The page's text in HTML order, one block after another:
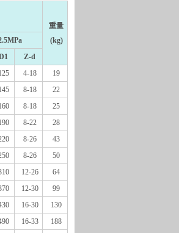
重量
(kg)
Z-d
4-18
19
8-18
22
8-18
25
8-22
28
8-26
43
8-26
50
12-26
64
12-30
99
16-30
130
16-33
188